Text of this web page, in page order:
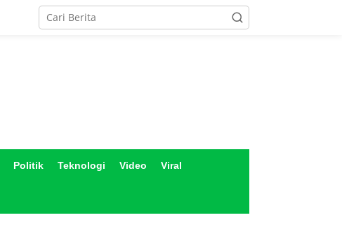
Politik Teknologi Video Viral